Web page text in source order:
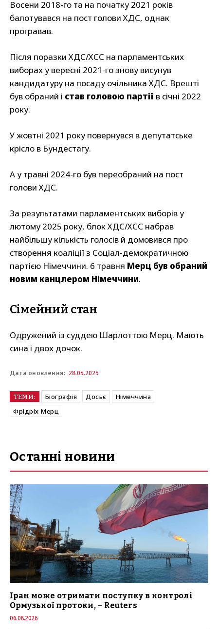
Восени 2018-го та на початку 2021 років
балотувався на пост голови ХДС, однак
програвав.
Після поразки ХДС/ХСС на парламентських
виборах у вересні 2021-го знову висунув
кандидатуру на посаду очільника ХДС. Врешті
був обраний і став головою партії в січні 2022
року.
У жовтні 2021 року повернувся в депутатське
крісло в Бундестагу.
А у травні 2024-го був переобраний на пост
голови ХДС.
За результатами парламентських виборів у
лютому 2025 року, блок ХДС/ХСС набрав
найбільшу кількість голосів й домовився про
створення коаліції з Соціал-демократичною
партією Німеччини. 6 травня Мерц був обраний
новим канцлером Німеччини.
Сімейний стан
Одружений із суддею Шарлоттою Мерц. Мають
сина і двох дочок.
Дата оновлення: 28.05.2025
ТЕМИ: Біографія Досьє
Німеччина
Фрідріх Мерц
Останні новини
Іран може отримати поступку в контролі
Ормузької протоки, – Reuters
06.08.2026